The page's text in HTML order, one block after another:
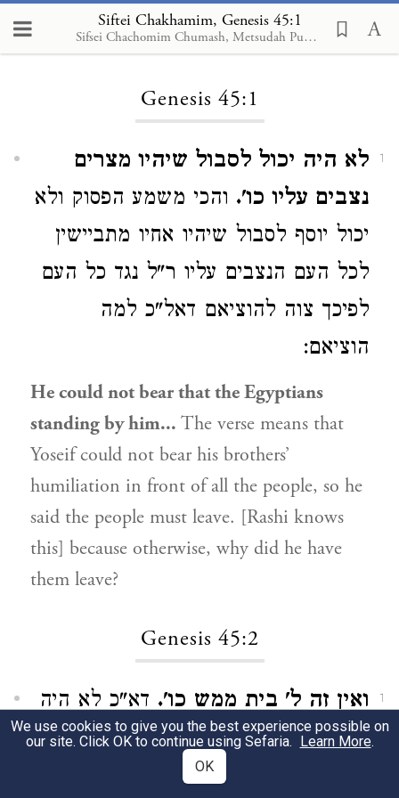
Siftei Chakhamim, Genesis 45:1
Sifsei Chachomim Chumash, Metsudah Publications, 2009
Loading...
Genesis 45:1
1
לא היה יכול לסבול שיהיו מצרים
נצבים עליו כו'. והכי משמע הפסוק ולא
יכול יוסף לסבול שיהיו אחיו מתביישין
לכל העם הנצבים עליו ר"ל נגד כל העם
לפיכך צוה להוציאם דאל"כ למה
הוציאם:
He could not bear that the Egyptians
standing by him... The verse means that
Yoseif could not bear his brothers’
humiliation in front of all the people, so he
said the people must leave. [Rashi knows
this] because otherwise, why did he have
them leave?
Genesis 45:2
1 ואין זה ל' בית ממש כו'.דא"כ לא היה
לו לינקד וישמע בשו"א תחת השי"ן אלא
בקמץ היה לינקוד תחת השי"ן.
We use cookies to give you the best experience possible on
our site. Click OK to continue using Sefaria. Learn More.
OK